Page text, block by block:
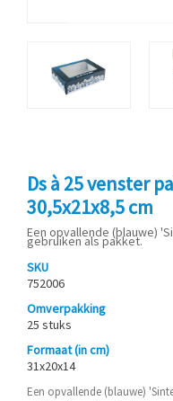
Ds à 25 venster
30,5x21x8,5 cm
Een opvallende (blauwe)
gebruiken als pakket.
SKU
752006
Omverpakking
25 stuks
Formaat (in cm)
31x20x14
Een opvallende (blauwe)